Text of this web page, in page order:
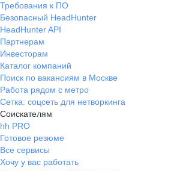
Требования к ПО
Безопасный HeadHunter
HeadHunter API
Партнерам
Инвесторам
Каталог компаний
Поиск по вакансиям в Москве
Работа рядом с метро
Сетка: соцсеть для нетворкинга
Соискателям
hh PRO
Готовое резюме
Все сервисы
Хочу у вас работать